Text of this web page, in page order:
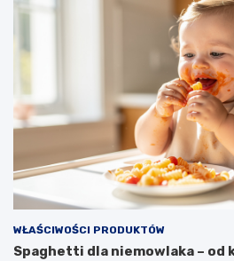
WŁAŚCIWOŚCI PRODUKTÓW
Spaghetti dla niemowlaka – od